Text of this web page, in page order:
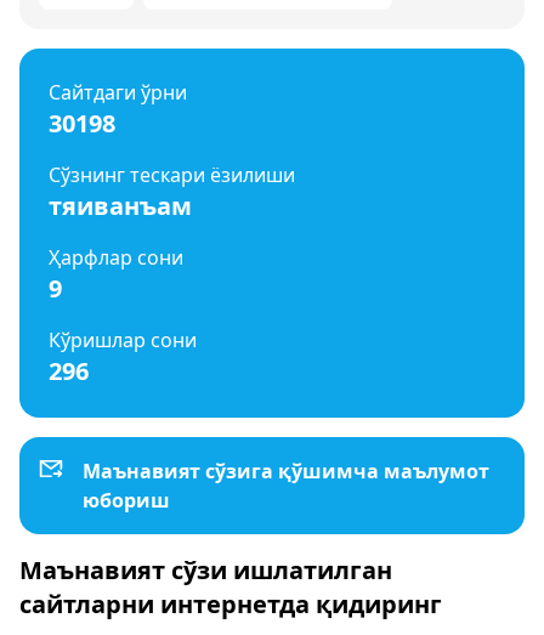
Сайтдаги ўрни
30198
Сўзнинг тескари ёзилиши
тяиванъам
Ҳарфлар сони
9
Кўришлар сони
296
Маънавият сўзига қўшимча маълумот
юбориш
Маънавият сўзи ишлатилган
сайтларни интернетда қидиринг